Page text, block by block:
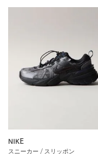
NIKE
スニーカー / スリッポン